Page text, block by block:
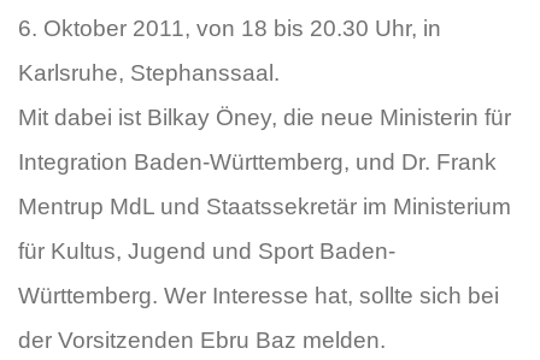
6. Oktober 2011, von 18 bis 20.30 Uhr, in
Karlsruhe, Stephanssaal.
Mit dabei ist Bilkay Öney, die neue Ministerin für
Integration Baden-Württemberg, und Dr. Frank
Mentrup MdL und Staatssekretär im Ministerium
für Kultus, Jugend und Sport Baden-
Württemberg. Wer Interesse hat, sollte sich bei
der Vorsitzenden Ebru Baz melden.